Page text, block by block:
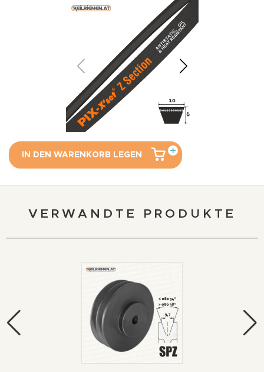
IN DEN WARENKORB LEGEN
VERWANDTE PRODUKTE